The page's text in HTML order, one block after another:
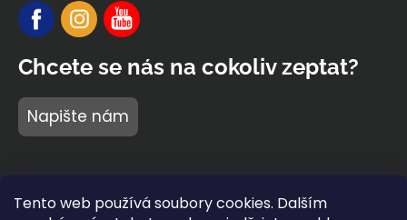
Tento web používá soubory cookies. Dalším
Chcete se nás na cokoliv zeptat?
Napište nám